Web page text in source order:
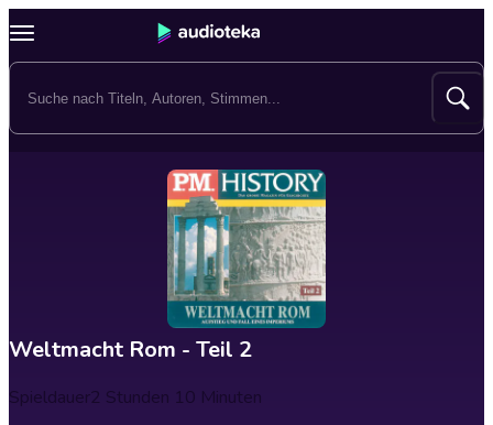
Weltmacht Rom - Teil 2
Spieldauer2 Stunden 10 Minuten